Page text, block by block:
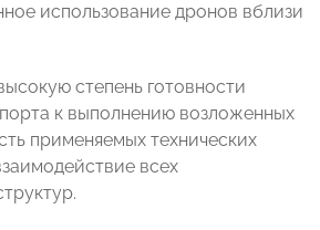
использование дронов вблизи
степень готовности
к выполнению возложенных
применяемых технических
всех